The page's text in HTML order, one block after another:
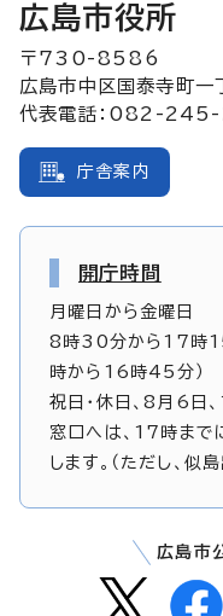
広島市役所
〒730-8586
広島市中区国泰寺町
代表電話：082-
庁舎案内
開庁時間
月曜日から金曜日
8時30分から17時15
時から16時45分）
祝日・休日、8月6
窓口へは、17時まで
します。（ただし、
広島市